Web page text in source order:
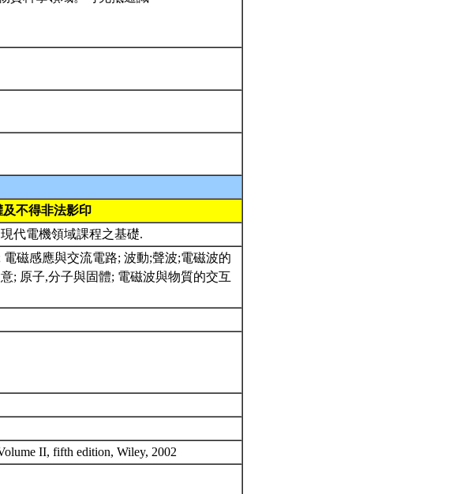
不得非法影印
代電機領域課程之基礎.
磁感應與交流電路; 波動;聲波;電磁波的
; 原子,分子與固體; 電磁波與物質的交互
II, fifth edition, Wiley, 2002